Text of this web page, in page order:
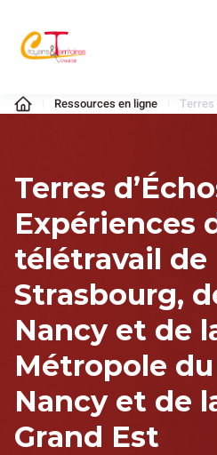
contenu
Citoyens
&
Ressources en ligne
Terres
Expériences
télétravail de
Strasbourg,
Nancy et de
Métropole du
Nancy et de
Grand Est